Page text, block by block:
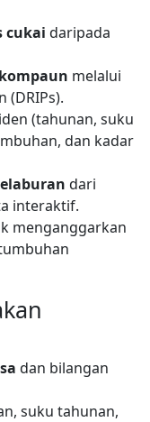
cukai daripada
melalui
(DRIPs).
(tahunan, suku
dan kadar
dari
interaktif.
menganggarkan
dan bilangan
suku tahunan,